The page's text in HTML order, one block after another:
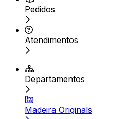
Pedidos
Atendimentos
Departamentos
Madeira Originals